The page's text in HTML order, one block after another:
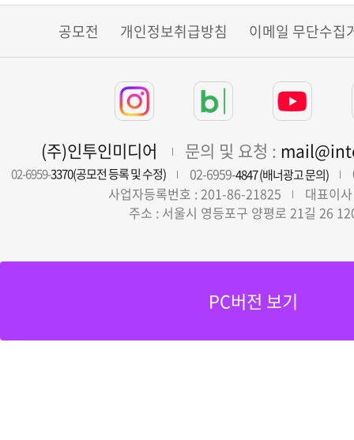
공모전 개인정보취급방침 이메일 무단수집
(주)인투인미디어 문의 및 요청 :
02-6959-3370(공모전 등록 및 수정) 02-6959-4847 (배너광고 문의)
사업자등록번호 : 201-86-21825
대표이
주소 : 서울시 영등포구 양평로 21길 26
PC버전 보기